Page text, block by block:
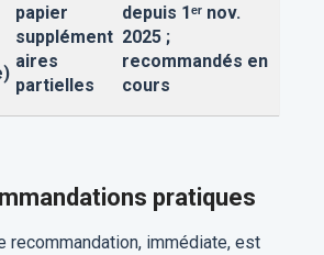
papier
supplément
aires
partielles
depuis 1ᵉʳ nov.
2025 ;
recommandés en
cours
pratiques
recommandation, immédiate, est